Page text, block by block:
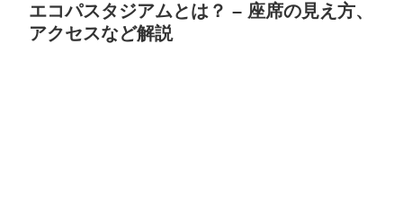
エコパスタジアムとは？ – 座席の見え方、
アクセスなど解説